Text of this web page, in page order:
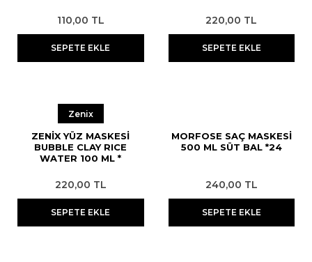
110,00 TL
SEPETE EKLE
220,00 TL
SEPETE EKLE
Zenix
ZENİX YÜZ MASKESİ
BUBBLE CLAY RICE
WATER 100 ML *
220,00 TL
SEPETE EKLE
MORFOSE SAÇ MASKESİ
500 ML SÜT BAL *24
240,00 TL
SEPETE EKLE